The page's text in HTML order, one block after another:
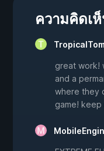
ความคิดเ
great work!
and a
where they
game!